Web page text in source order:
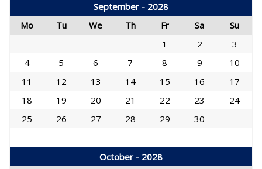
September - 2028
Mo
Tu We Th Fr Sa
Su
1
2
3
4
5 6 7 8 9
10
11
12 13 14 15 16
17
18
19 20 21 22 23
24
25
26 27 28 29 30
October - 2028